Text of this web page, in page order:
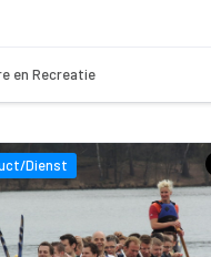
en Recreatie
Dienst